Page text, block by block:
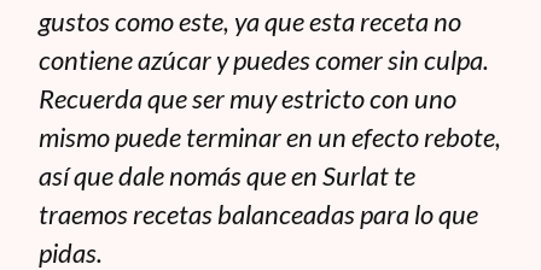
gustos como este, ya que esta receta no
contiene azúcar y puedes comer sin culpa.
Recuerda que ser muy estricto con uno
mismo puede terminar en un efecto rebote,
así que dale nomás que en Surlat te
traemos recetas balanceadas para lo que
pidas.